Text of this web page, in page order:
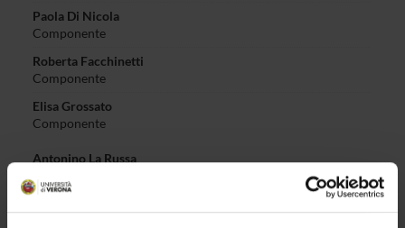
Paola Di Nicola
Componente
Roberta Facchinetti
Componente
Elisa Grossato
Componente
Antonino La Russa